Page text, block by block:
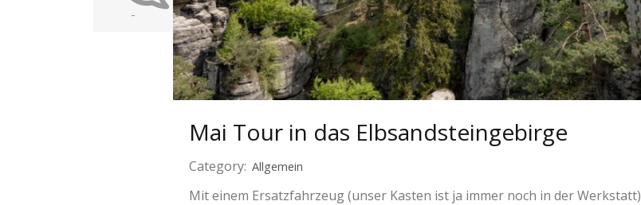
-
Mai Tour in das Elbsandsteingebirge
Category: Allgemein
Mit einem Ersatzfahrzeug (unser Kasten ist ja immer noch in der Werkstatt)